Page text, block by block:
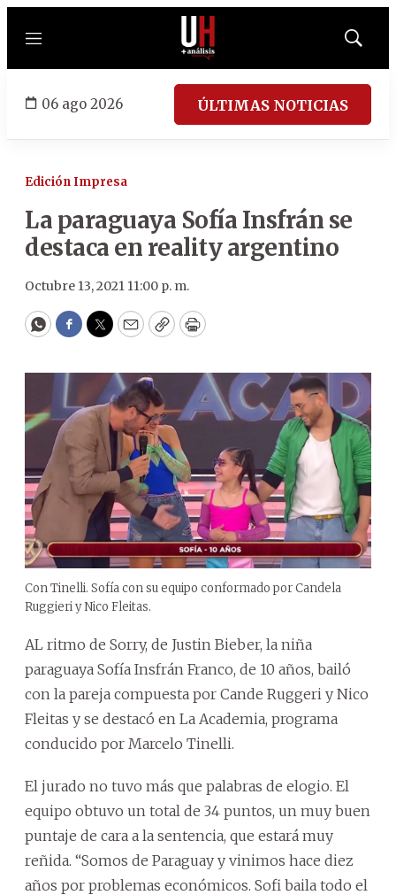
Menú
Mostrar
06 ago 2026 ÚLTIMAS NOTICIAS
Edición Impresa
La paraguaya Sofía Insfrán se
destaca en reality argentino
Octubre 13, 2021 11:00 p. m.
WhatsApp
Facebook
Twitter
EmailCopyPrint
Con Tinelli. Sofía con su equipo conformado por Candela
Ruggieri y Nico Fleitas.
AL ritmo de Sorry, de Justin Bieber, la niña
paraguaya Sofía Insfrán Franco, de 10 años, bailó
con la pareja compuesta por Cande Ruggeri y Nico
Fleitas y se destacó en La Academia, programa
conducido por Marcelo Tinelli.
El jurado no tuvo más que palabras de elogio. El
equipo obtuvo un total de 34 puntos, un muy buen
puntaje de cara a la sentencia, que estará muy
reñida. “Somos de Paraguay y vinimos hace diez
años por problemas económicos. Sofi baila todo el